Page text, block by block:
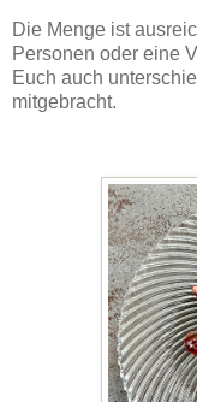
Die Menge ist
Personen oder eine
Euch auch
mitgebracht.